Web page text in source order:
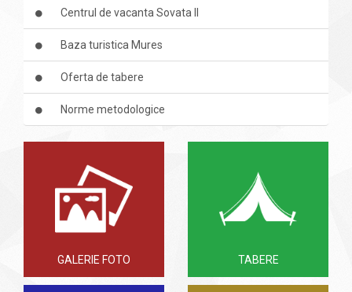
Centrul de vacanta Sovata II
Baza turistica Mures
Oferta de tabere
Norme metodologice
GALERIE FOTO TABERE